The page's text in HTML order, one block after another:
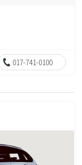
017-741-0100